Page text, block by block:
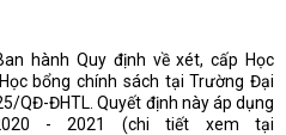
hành Quy định về xét, cấp Học
bổng chính sách tại Trường Đại
QĐ-ĐHTL. Quyết định này áp dụng
- 2021 (chi tiết xem tại